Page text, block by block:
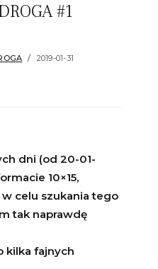
#1
2019-01-31
dni (od 20-01-
10×15,
celu szukania tego
tak naprawdę
kilka fajnych